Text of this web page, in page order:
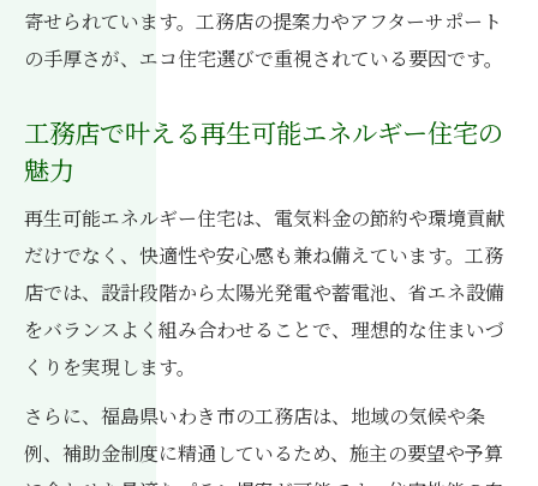
寄せられています。工務店の提案力やアフターサポート
の手厚さが、エコ住宅選びで重視されている要因です。
工務店で叶える再生可能エネルギー住宅の
魅力
再生可能エネルギー住宅は、電気料金の節約や環境貢献
だけでなく、快適性や安心感も兼ね備えています。工務
店では、設計段階から太陽光発電や蓄電池、省エネ設備
をバランスよく組み合わせることで、理想的な住まいづ
くりを実現します。
さらに、福島県いわき市の工務店は、地域の気候や条
例、補助金制度に精通しているため、施主の要望や予算